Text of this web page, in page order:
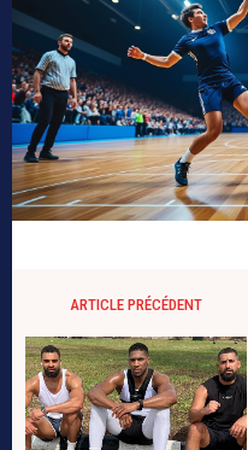
ARTICLE PRÉCÉDENT